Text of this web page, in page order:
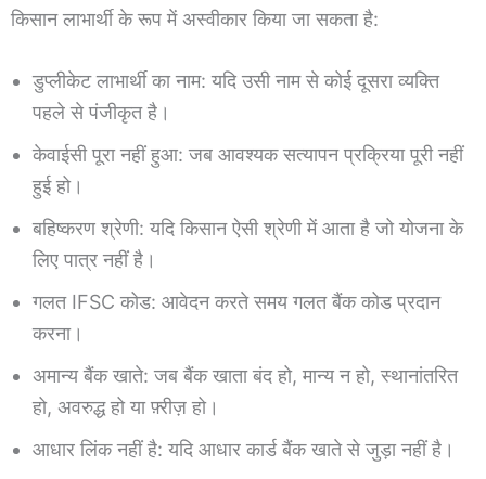
किसान लाभार्थी के रूप में अस्वीकार किया जा सकता है:
डुप्लीकेट लाभार्थी का नाम: यदि उसी नाम से कोई दूसरा व्यक्ति
पहले से पंजीकृत है।
केवाईसी पूरा नहीं हुआ: जब आवश्यक सत्यापन प्रक्रिया पूरी नहीं
हुई हो।
बहिष्करण श्रेणी: यदि किसान ऐसी श्रेणी में आता है जो योजना के
लिए पात्र नहीं है।
गलत IFSC कोड: आवेदन करते समय गलत बैंक कोड प्रदान
करना।
अमान्य बैंक खाते: जब बैंक खाता बंद हो, मान्य न हो, स्थानांतरित
हो, अवरुद्ध हो या फ़्रीज़ हो।
आधार लिंक नहीं है: यदि आधार कार्ड बैंक खाते से जुड़ा नहीं है।